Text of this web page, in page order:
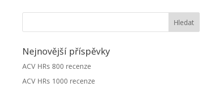
Nejnovější příspěvky
ACV HRs 800 recenze
ACV HRs 1000 recenze